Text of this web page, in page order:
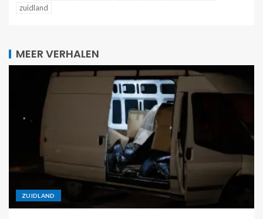
zuidland
MEER VERHALEN
ZUIDLAND